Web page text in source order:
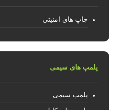
چاپ های امنیتی
پلمپ های سیمی
پلمپ سیمی